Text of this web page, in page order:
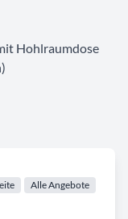
Alle Angebote
Hohlraumdose